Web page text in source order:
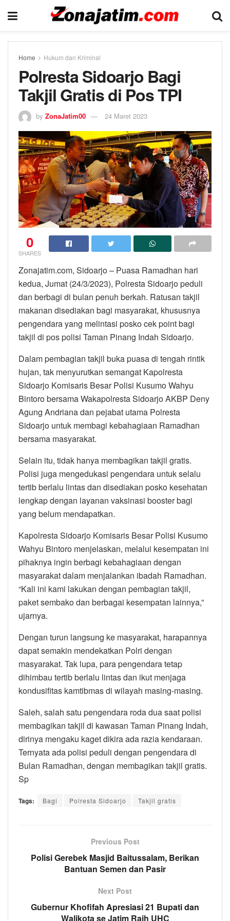
Home Hukum dan Kriminal
Polresta Sidoarjo Bagi
Takjil Gratis di Pos TPI
by ZonaJatim00 24 Maret 2023
0
SHARES
Zonajatim.com, Sidoarjo – Puasa Ramadhan hari
kedua, Jumat (24/3/2023), Polresta Sidoarjo peduli
dan berbagi di bulan penuh berkah. Ratusan takjil
makanan disediakan bagi masyarakat, khususnya
pengendara yang melintasi posko cek point bagi
takjil di pos polisi Taman Pinang Indah Sidoarjo.
Dalam pembagian takjil buka puasa di tengah rintik
hujan, tak menyurutkan semangat Kapolresta
Sidoarjo Komisaris Besar Polisi Kusumo Wahyu
Bintoro bersama Wakapolresta Sidoarjo AKBP Deny
Agung Andriana dan pejabat utama Polresta
Sidoarjo untuk membagi kebahagiaan Ramadhan
bersama masyarakat.
Selain itu, tidak hanya membagikan takjil gratis.
Polisi juga mengedukasi pengendara untuk selalu
tertib berlalu lintas dan disediakan posko kesehatan
lengkap dengan layanan vaksinasi booster bagi
yang belum mendapatkan.
Kapolresta Sidoarjo Komisaris Besar Polisi Kusumo
Wahyu Bintoro menjelaskan, melalui kesempatan ini
pihaknya ingin berbagi kebahagiaan dengan
masyarakat dalam menjalankan ibadah Ramadhan.
“Kali ini kami lakukan dengan pembagian takjil,
paket sembako dan berbagai kesempatan lainnya,”
ujarnya.
Dengan turun langsung ke masyarakat, harapannya
dapat semakin mendekatkan Polri dengan
masyarakat. Tak lupa, para pengendara tetap
dihimbau tertib berlalu lintas dan ikut menjaga
kondusifitas kamtibmas di wilayah masing-masing.
Saleh, salah satu pengendara roda dua saat polisi
membagikan takjil di kawasan Taman Pinang Indah,
dirinya mengaku kaget dikira ada razia kendaraan.
Ternyata ada polisi peduli dengan pengendara di
Bulan Ramadhan, dengan membagikan takjil gratis.
Sp
Tags: Bagi Polresta Sidoarjo Takjil gratis
Previous Post
Polisi Gerebek Masjid Baitussalam, Berikan
Bantuan Semen dan Pasir
Next Post
Gubernur Khofifah Apresiasi 21 Bupati dan
Walikota se Jatim Raih UHC